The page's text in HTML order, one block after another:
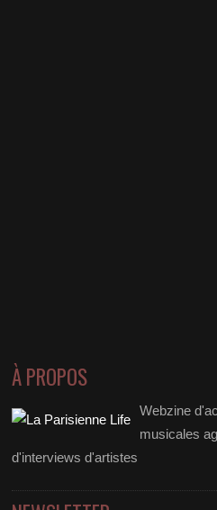
À PROPOS
Webzine
musicales
d'interviews d'artistes